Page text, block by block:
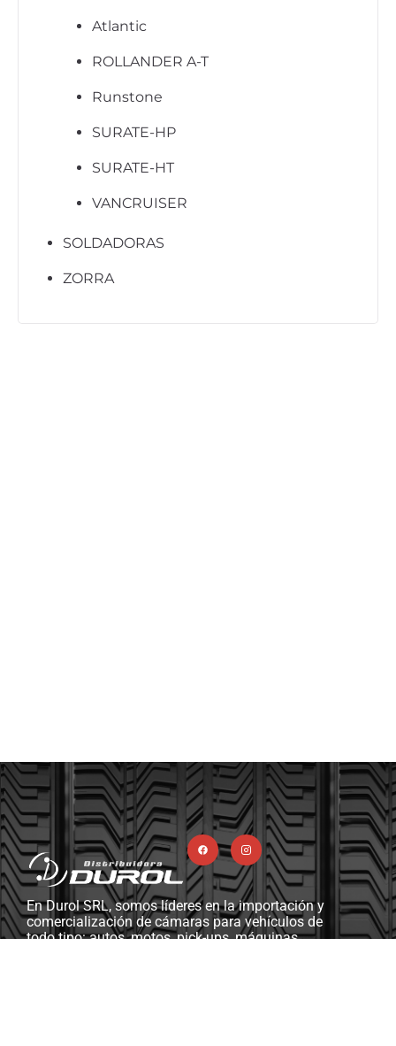
Atlantic
ROLLANDER A-T
Runstone
SURATE-HP
SURATE-HT
VANCRUISER
SOLDADORAS
ZORRA
En Durol SRL, somos líderes en la importación y
comercialización de cámaras para vehículos de
todo tipo: autos, motos, pick-ups, máquinas